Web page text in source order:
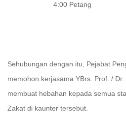
4:00 Petang
Sehubungan dengan itu, Pejabat
memohon kerjasama YBrs. Prof. /
membuat hebahan kepada semua
Zakat di kaunter tersebut.